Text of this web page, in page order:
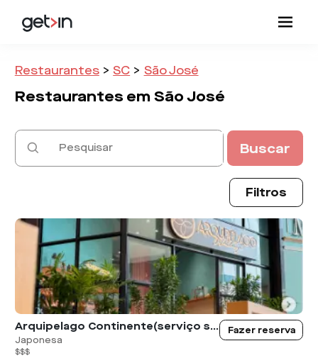
Restaurantes > SC > São José
Restaurantes emSão José
Buscar
Filtros
Arquipelago Continente(serviço sequencia no jantar)
Japonesa
$$$
Fazer reserva